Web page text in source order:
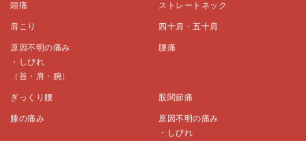
頭痛 ストレートネック
肩こり 四十肩・五十肩
原因不明の痛み
・しびれ
（首・肩・腕）
腰痛
ぎっくり腰 股関節痛
膝の痛み
原因不明の痛み
・しびれ